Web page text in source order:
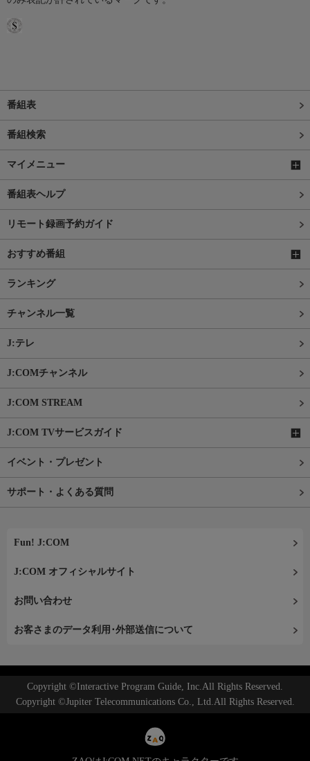
番組表
番組検索
マイメニュー
番組表ヘルプ
リモート録画予約ガイド
おすすめ番組
ランキング
チャンネル一覧
J:テレ
J:COMチャンネル
J:COM STREAM
J:COM TVサービスガイド
イベント・プレゼント
サポート・よくある質問
Fun! J:COM
J:COM オフィシャルサイト
お問い合わせ
お客さまのデータ利用･外部送信について
Copyright ©Interactive Program Guide, Inc.All Rights Reserved.
Copyright ©Jupiter Telecommunications Co., Ltd.All Rights Reserved.